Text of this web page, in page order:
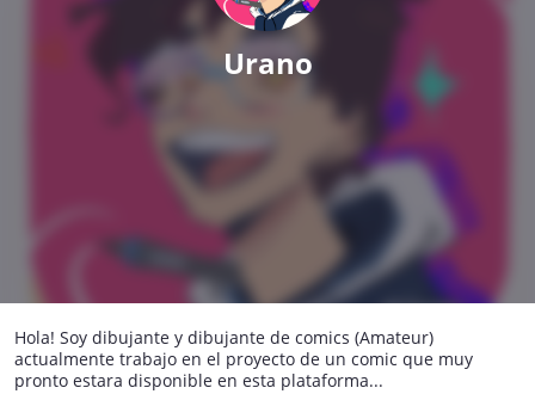
Urano
Hola! Soy dibujante y dibujante de comics (Amateur)
actualmente trabajo en el proyecto de un comic que muy
pronto estara disponible en esta plataforma...